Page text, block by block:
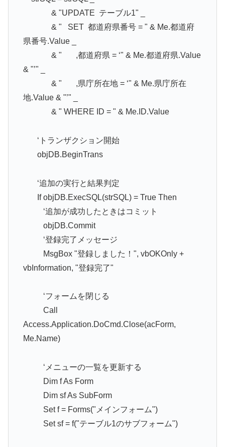
& "UPDATE テーブル1" _
& " SET 都道府県番号 = " & Me.都道府
県番号.Value _
& " ,都道府県 = ‘" & Me.都道府県.Value
& "’" _
& " ,県庁所在地 = ‘" & Me.県庁所在
地.Value & "’" _
& " WHERE ID = " & Me.ID.Value
‘トランザクション開始
objDB.BeginTrans
‘追加の実行と結果判定
If objDB.ExecSQL(strSQL) = True Then
‘追加が成功したときはコミット
objDB.Commit
‘登録完了メッセージ
MsgBox "登録しました！", vbOKOnly +
vbInformation, "登録完了"
‘フォームを閉じる
Call
Access.Application.DoCmd.Close(acForm,
Me.Name)
‘メニューの一覧を更新する
Dim f As Form
Dim sf As SubForm
Set f = Forms("メインフォーム")
Set sf = f("テーブル1のサブフォーム")